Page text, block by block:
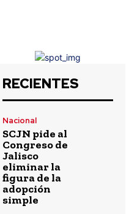
RECIENTES
Nacional
SCJN pide al
Congreso de
Jalisco
eliminar la
figura de la
adopción
simple